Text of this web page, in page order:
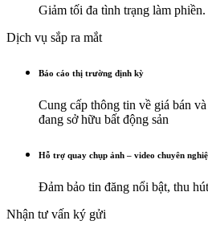
Giảm tối đa tình trạng làm phiền.
Dịch vụ sắp ra mắt
Báo cáo thị trường định kỳ
Cung cấp thông tin về giá bán
đang sở hữu bất động sản
Hỗ trợ quay chụp ảnh – video chuyên
Đảm bảo tin đăng nổi bật, thu
Nhận tư vấn ký gửi